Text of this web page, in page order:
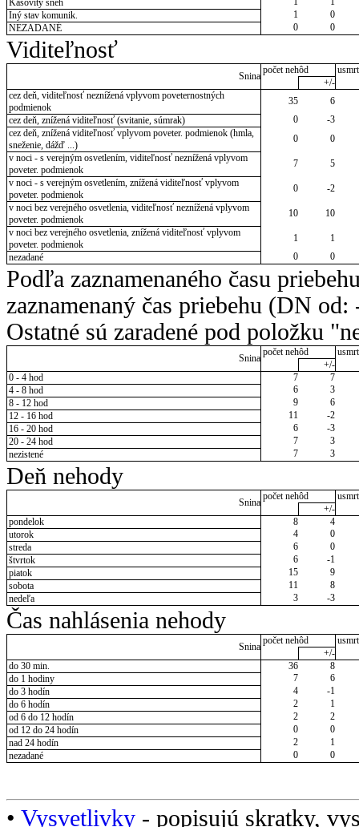
Iný stav komunik.
1
0
NEZADANÉ
0 0
Viditeľnosť
Snina
počet nehôd
+/-
cez deň, viditeľnosť neznížená vplyvom poveternostných
podmienok
35
6
cez deň, znížená viditeľnosť (svitanie, súmrak)
0
-3
cez deň, znížená viditeľnosť vplyvom poveter. podmienok (hmla,
sneženie, dážď ...)
0
0
v noci - s verejným osvetlením, viditeľnosť neznížená vplyvom
poveter. podmienok
7
5
v noci - s verejným osvetlením, znížená viditeľnosť vplyvom
poveter. podmienok
0
-2
v noci bez verejného osvetlenia, viditeľnosť neznížená vplyvom
poveter. podmienok
10
10
v noci bez verejného osvetlenia, znížená viditeľnosť vplyvom
poveter. podmienok
1
1
nezadané
0 0
Podľa zaznamenaného času
zaznamenaný čas priebehu (DN
Ostatné sú zaradené pod položku
Snina
počet nehôd
+/-
0 - 4 hod
7
7
4 - 8 hod
6
3
8 - 12 hod
9
6
12 - 16 hod
11
-2
16 - 20 hod
6
-3
20 - 24 hod
7
3
nezistené
7 3
Deň nehody
Snina
počet nehôd
+/-
pondelok
8
4
utorok
4
0
streda
6
0
štvrtok
6
-1
piatok
15
9
sobota
11
8
nedeľa
3 -3
Čas nahlásenia nehody
Snina
počet nehôd
+/-
do 30 min.
36
8
do 1 hodiny
7
6
do 3 hodín
4
-1
do 6 hodín
2
1
od 6 do 12 hodín
2
2
od 12 do 24 hodín
0
0
nad 24 hodín
2
1
nezadané
0 0
• Vysvetlivky - popisujú skratky,